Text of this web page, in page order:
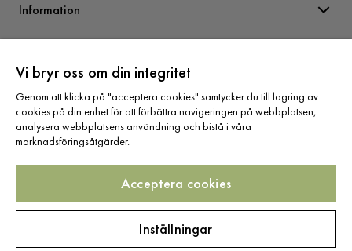
Information
Sortiment
Följ oss
Vi bryr oss om din integritet
Genom att klicka på "acceptera cookies" samtycker du till lagring av
cookies på din enhet för att förbättra navigeringen på webbplatsen,
analysera webbplatsens användning och bistå i våra
marknadsföringsåtgärder.
Acceptera cookies
Inställningar